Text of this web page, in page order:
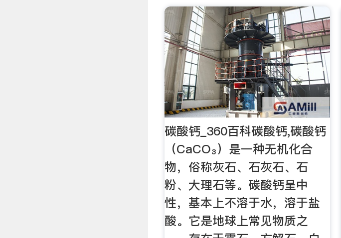
碳酸钙_360百科碳酸钙,碳酸钙
（CaCO₃）是一种无机化合
物，俗称灰石、石灰石、石
粉、大理石等。碳酸钙呈中
性，基本上不溶于水，溶于盐
酸。它是地球上常见物质之